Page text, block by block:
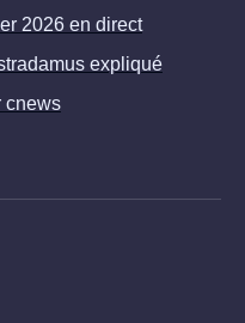
2026 en direct
expliqué
cnews